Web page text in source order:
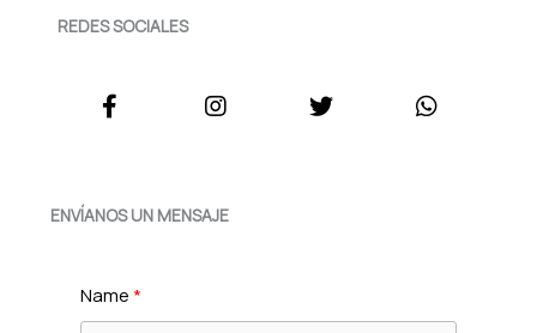
REDES SOCIALES
ENVÍANOS UN MENSAJE
Name